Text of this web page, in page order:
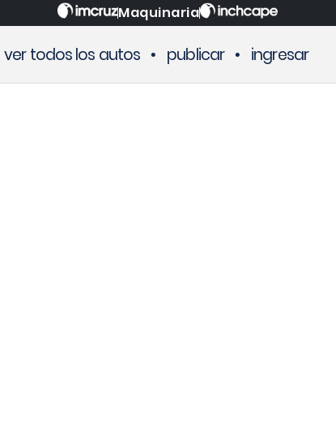
Maquinaria
ver todos los autos • publicar • ingresar